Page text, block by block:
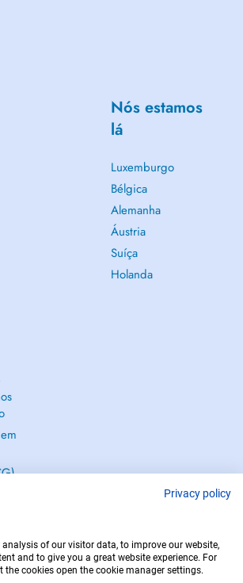
Nós estamos
lá
Luxemburgo
Bélgica
Alemanha
Áustria
Suíça
Holanda
Privacy policy
of our visitor data, to improve our website,
and to give you a great website experience. For
cookies open the cookie manager settings.